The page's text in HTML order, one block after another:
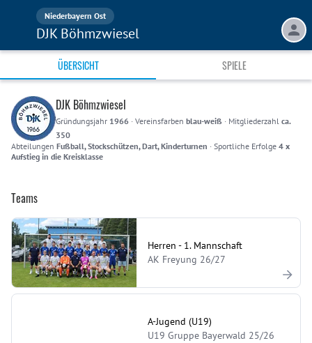
Niederbayern Ost
DJK Böhmzwiesel
ÜBERSICHT SPIELE
DJK Böhmzwiesel
Gründungsjahr 1966 · Vereinsfarben blau-weiß · Mitgliederzahl ca.
350
Abteilungen Fußball, Stockschützen, Dart, Kinderturnen · Sportliche Erfolge 4 x
Aufstieg in die Kreisklasse
Teams
Herren - 1. Mannschaft
AK Freyung 26/27
A-Jugend (U19)
U19 Gruppe Bayerwald 25/26